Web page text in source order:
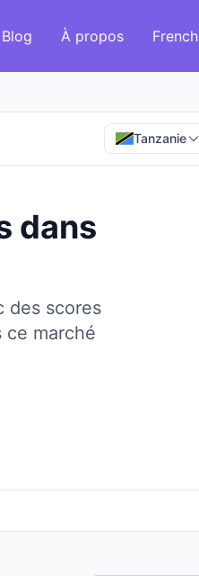
Blog À propos French
Tanzanie
dans
des scores
ce marché